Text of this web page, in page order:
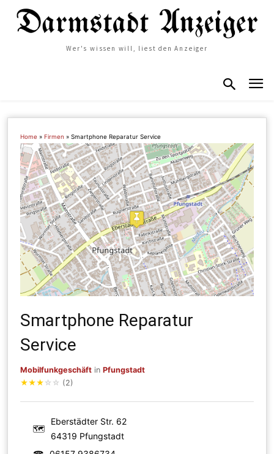
Wer's wissen will, liest den Anzeiger
Home »Firmen »Smartphone Reparatur Service
Smartphone Reparatur
Service
Mobilfunkgeschäft inPfungstadt
★★★ ☆ ☆ (2)
🗺
Eberstädter Str. 62
64319 Pfungstadt